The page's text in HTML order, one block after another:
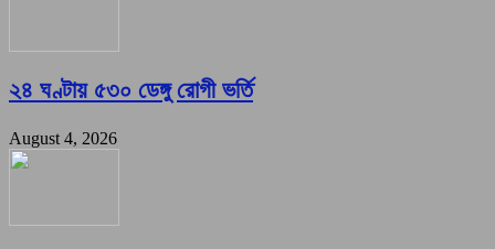
২৪ ঘণ্টায় ৫৩০ ডেঙ্গু রোগী ভর্তি
August 4, 2026